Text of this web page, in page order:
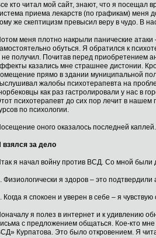
кто читал мой сайт, знают, что я посещал
приема лекарств (по графикам) меня
же скептицизм превысил веру в чудо. В
меня плотно накрыли панические
обуться. Я обратился к
не получил. Почитав перед приобретением
казались мне страшнее дистонии.
прямо в здании муниципальной
жалобы психотерапевта на
как раз гастролировали у нас в
психотерапевт до сих пор лечит в
по психологии.
оного оказалось последней
взялся за дело
я начал войну против ВСД. Со мной были
Физиологически я здоров – это
Когда я спокоен и уверен в себе – я
я полез в интернет и к удивлению
с предложением общаться. Кое-кто
Курпатова. Это было откровением. Я